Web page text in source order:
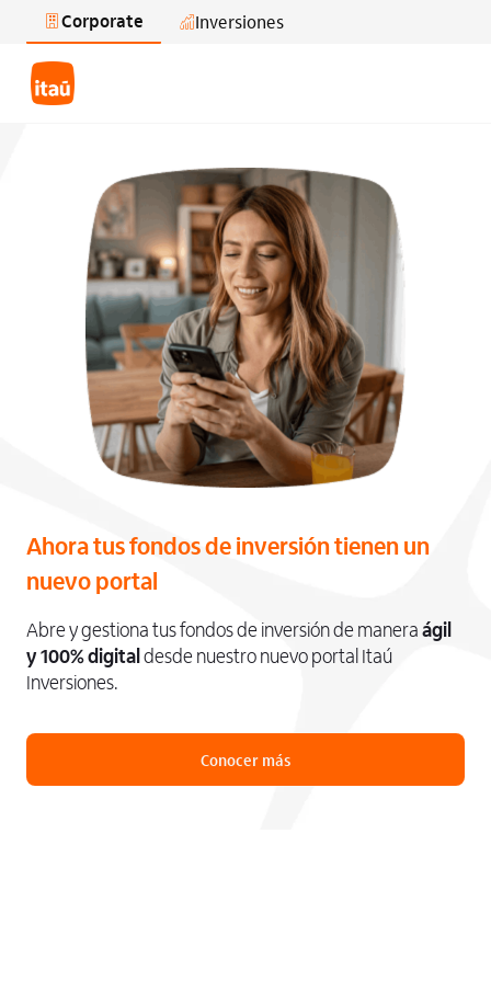
Saltar al contenido principal
Corporate Inversiones
Ahora tus fondos de inversión tienen un
nuevo portal
Abre y gestiona tus fondos de inversión de manera ágil
y 100% digitaldesde nuestro nuevo portal Itaú
Inversiones.
Conocer más